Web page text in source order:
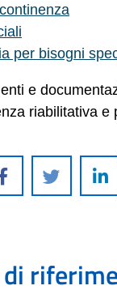
per bisogni
e
riabilitativa e